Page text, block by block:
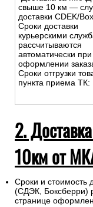
свыше 10 км —
доставки CDEK/
Сроки доставки
курьерскими
рассчитываются
автоматически при
оформлении
Сроки отгрузки
пункта приема ТК:
2.
10км от
Сроки и стоимость
(СДЭК, Боксберри)
странице